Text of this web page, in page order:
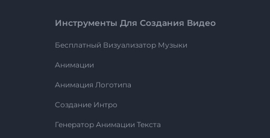
Инструменты Для Создания Видео
Бесплатный Визуализатор Музыки
Анимации
Анимация Логотипа
Создание Интро
Генератор Анимации Текста